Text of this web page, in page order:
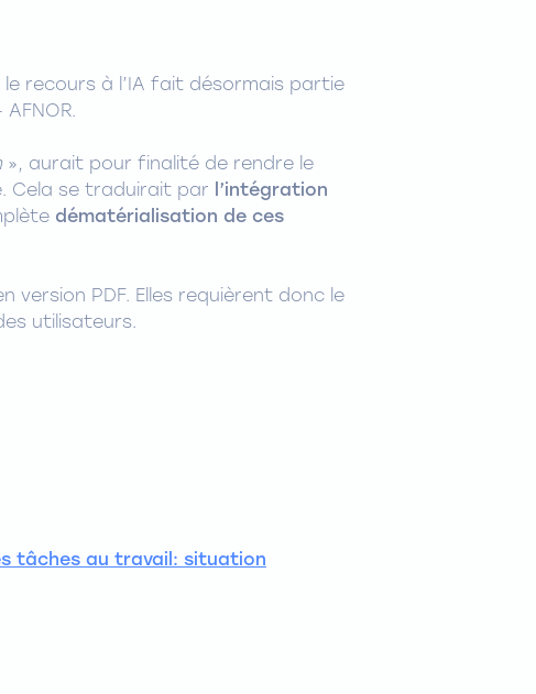
recours à l’IA fait désormais partie
», aurait pour finalité de rendre le
Cela se traduirait par
l’intégration
dématérialisation de ces
version PDF. Elles requièrent donc le
utilisateurs.
tâches au travail: situation